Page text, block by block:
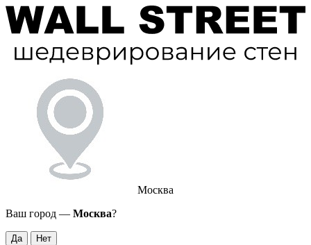
Москва
Ваш город — Москва?
Да Нет